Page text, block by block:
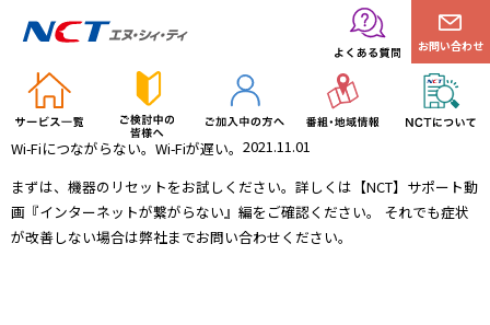
お問い合わせ
Wi-Fiにつながらない。Wi-Fiが遅い。 2021.11.01
まずは、機器のリセットをお試しください。詳しくは 【NCT】サポート動
画『インターネットが繋がらない』編をご確認ください。 それでも症状
が改善しない場合は弊社までお問い合わせください。